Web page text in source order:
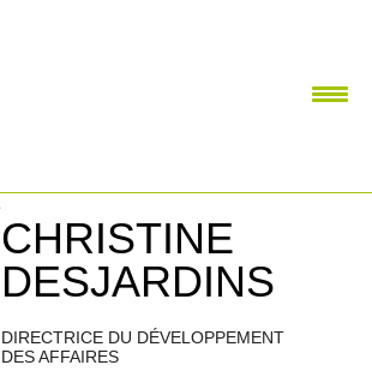
CHRISTINE
DESJARDINS
DIRECTRICE DU DÉVELOPPEMENT
DES AFFAIRES